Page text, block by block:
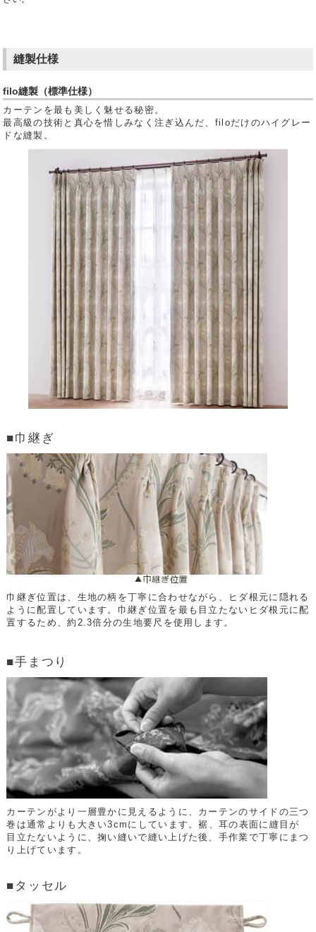
縫製仕様
filo縫製（標準仕様）
カーテンを最も美しく魅せる秘密。
最高級の技術と真心を惜しみなく注ぎ込んだ、filoだけのハイグレー
ドな縫製。
■巾継ぎ
巾継ぎ位置は、生地の柄を丁寧に合わせながら、ヒダ根元に隠れる
ように配置しています。巾継ぎ位置を最も目立たないヒダ根元に配
置するため、約2.3倍分の生地要尺を使用します。
■手まつり
カーテンがより一層豊かに見えるように、カーテンのサイドの三つ
巻は通常よりも大きい3cmにしています。裾、耳の表面に縫目が
目立たないように、掬い縫いで縫い上げた後、手作業で丁寧にまつ
り上げています。
■タッセル